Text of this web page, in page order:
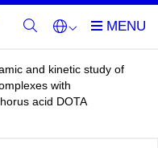
and kinetic study of
with
acid DOTA